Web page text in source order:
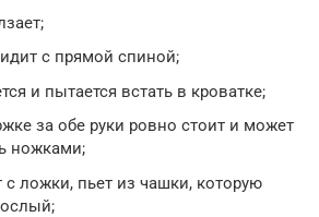
с прямой спиной;
и пытается встать в кроватке;
за обе руки ровно стоит и может
ножками;
ложки, пьет из чашки, которую